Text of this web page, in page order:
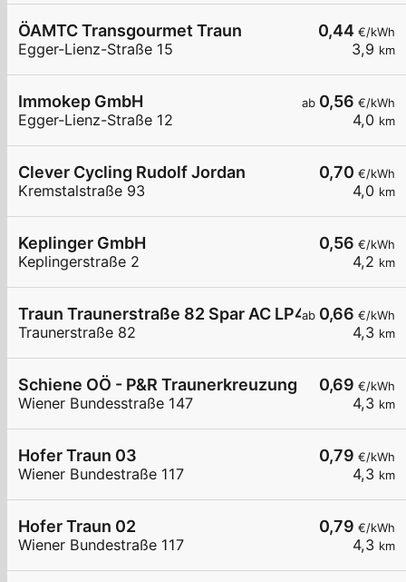
0,44 €/kWh
3,9 km
ÖAMTC Transgourmet Traun
Egger-Lienz-Straße 15
ab 0,56 €/kWh
4,0 km
Immokep GmbH
Egger-Lienz-Straße 12
0,70 €/kWh
4,0 km
Clever Cycling Rudolf Jordan
Kremstalstraße 93
0,56 €/kWh
4,2 km
Keplinger GmbH
Keplingerstraße 2
ab 0,66 €/kWh
4,3 km
Traun Traunerstraße 82 Spar AC LP4
Traunerstraße 82
0,69 €/kWh
4,3 km
Schiene OÖ - P&R Traunerkreuzung
Wiener Bundesstraße 147
0,79 €/kWh
4,3 km
Hofer Traun 03
Wiener Bundestraße 117
0,79 €/kWh
4,3 km
Hofer Traun 02
Wiener Bundestraße 117